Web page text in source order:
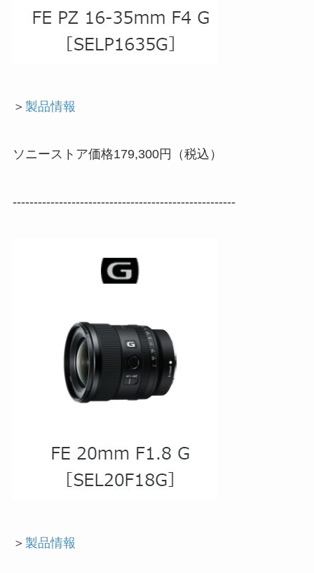
＞ 製品情報
ソニーストア価格179,300円（税込）
-----------------------------------------------------
＞ 製品情報